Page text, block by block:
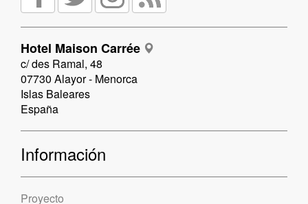
Hotel Maison Carrée
c/ des Ramal, 48
07730 Alayor - Menorca
Islas Baleares
España
Información
Proyecto